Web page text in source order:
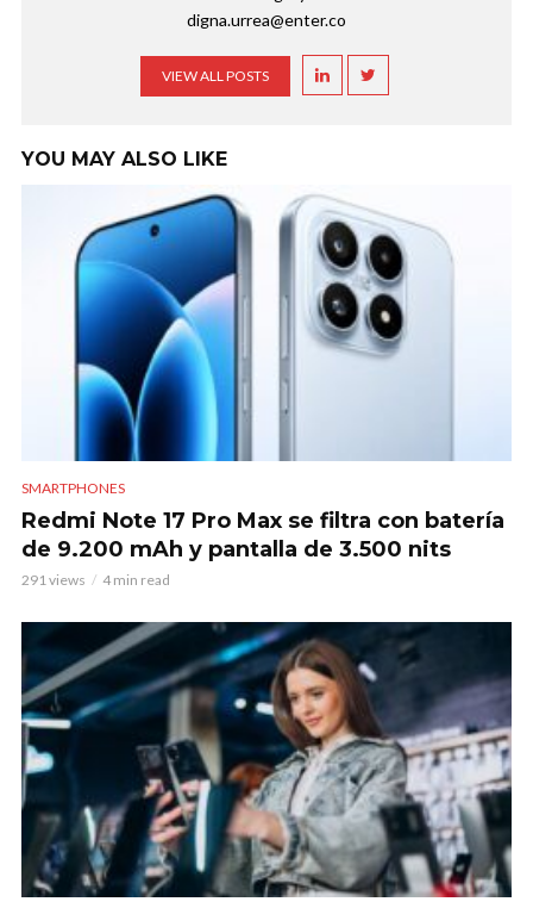
digna.urrea@enter.co
VIEW ALL POSTS
YOU MAY ALSO LIKE
SMARTPHONES
Redmi Note 17 Pro Max se filtra con batería
de 9.200 mAh y pantalla de 3.500 nits
291 views 4 min read